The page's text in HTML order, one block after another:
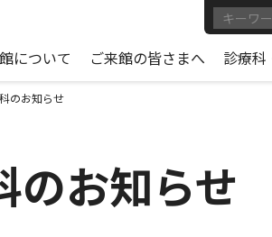
について ご来館の皆さまへ 診療科
のお知らせ
お知らせ